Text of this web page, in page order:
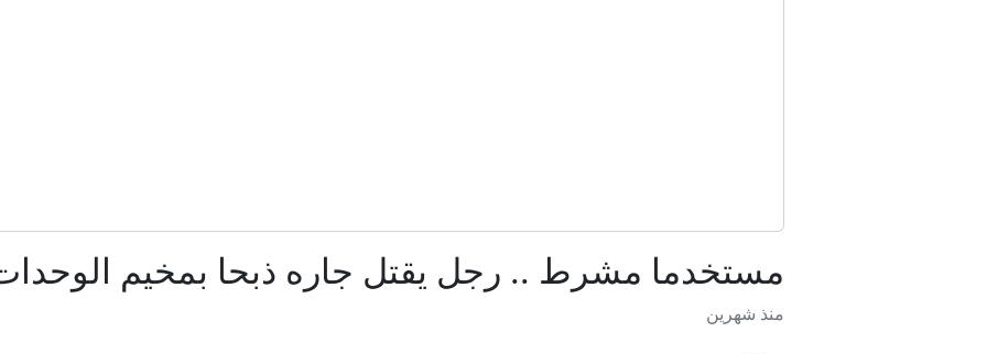
ترامب يحاول مجددًا الحد من سياحة الولادة ومنح الجنسية
"سياحة الولادة".. حرب ترامب على حق اكتساب الجنسية
مستخدما مشرط .. رجل يقتل جاره ذبحا بمخيم
منذ شهرين